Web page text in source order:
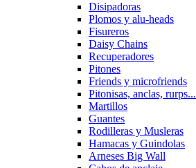
Disipadoras
Plomos y alu-heads
Fisureros
Daisy Chains
Recuperadores
Pitones
Friends y microfriends
Pitonisas, anclas, rurps...
Martillos
Guantes
Rodilleras y Musleras
Hamacas y Guindolas
Arneses Big Wall